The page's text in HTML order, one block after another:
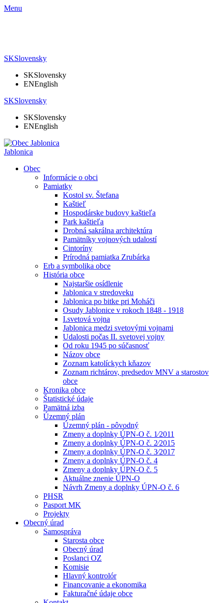
Menu
SKSlovensky
SKSlovensky
ENEnglish
SKSlovensky
SKSlovensky
ENEnglish
Jablonica
Obec
Informácie o obci
Pamiatky
Kostol sv. Štefana
Kaštieľ
Hospodárske budovy kaštieľa
Park kaštieľa
Drobná sakrálna architektúra
Pamätníky vojnových udalostí
Cintoríny
Prírodná pamiatka Zrubárka
Erb a symbolika obce
História obce
Najstaršie osídlenie
Jablonica v stredoveku
Jablonica po bitke pri Moháči
Osudy Jablonice v rokoch 1848 - 1918
I.svetová vojna
Jablonica medzi svetovými vojnami
Udalosti počas II. svetovej vojny
Od roku 1945 po súčasnosť
Názov obce
Zoznam katolíckych kňazov
Zoznam richtárov, predsedov MNV a starostov
obce
Kronika obce
Štatistické údaje
Pamätná izba
Územný plán
Územný plán - pôvodný
Zmeny a doplnky ÚPN-O č. 1⁄2011
Zmeny a doplnky ÚPN-O č. 2⁄2015
Zmeny a doplnky ÚPN-O č. 3⁄2017
Zmeny a doplnky ÚPN-O č. 4
Zmeny a doplnky ÚPN-O č. 5
Aktuálne znenie ÚPN-O
Návrh Zmeny a doplnky ÚPN-O č. 6
PHSR
Pasport MK
Projekty
Obecný úrad
Samospráva
Starosta obce
Obecný úrad
Poslanci OZ
Komisie
Hlavný kontrolór
Financovanie a ekonomika
Fakturačné údaje obce